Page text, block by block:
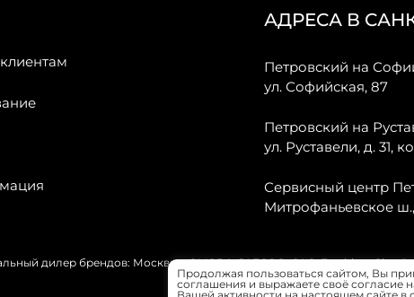
АДРЕСА В
Петровский на
ул. Софийская, 87
Петровский на
ул. Руставели, д. 31,
Сервисный центр
Митрофаньевское
дилер брендов: Москвич, OMODA, JAECOO, GAC, Forthing,
Продолжая пользоваться сайтом, Вы
соглашения и выражаете своё согласие